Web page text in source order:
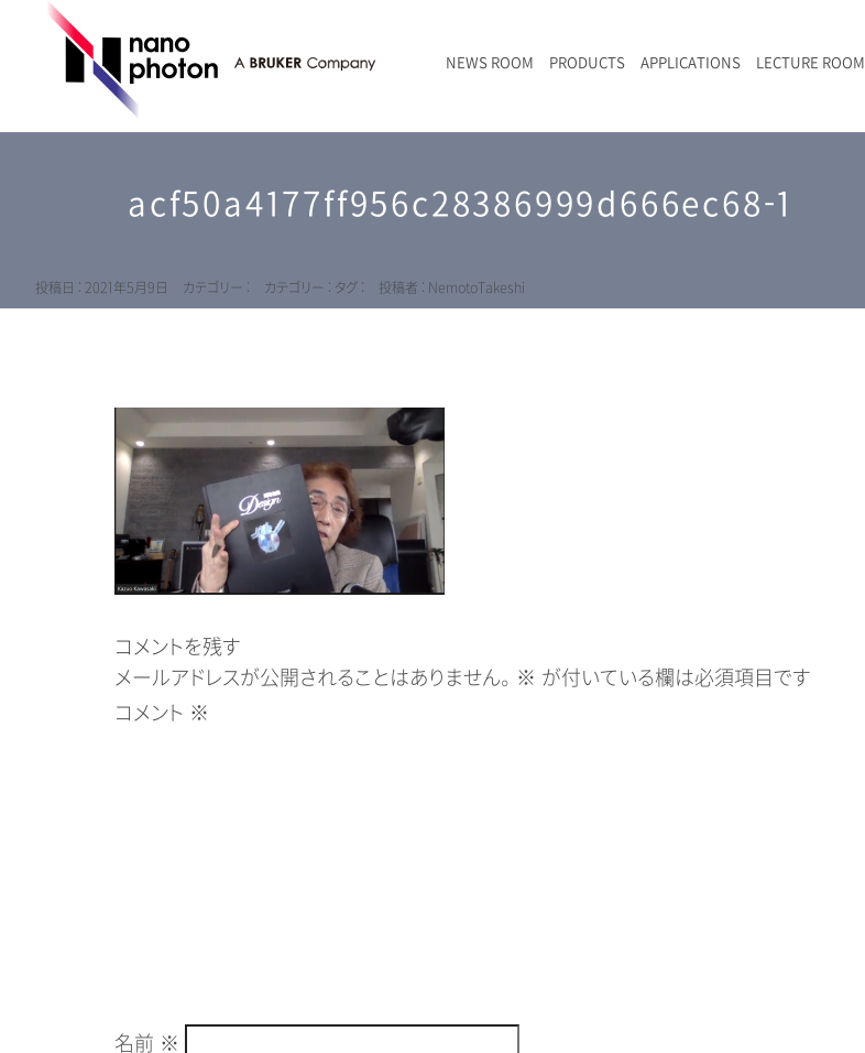
NEWS ROOM PRODUCTS
RAMANtouch vioLa | 紫外・深紫外ラマン顕微鏡
LIBcell charge | 充放電in-situラマン測定用セル
RAMAN顕微鏡オンライン見積もり
APPLICATIONS
無機化合物・鉱物
ポリマー（高分子）・樹脂
LECTURE ROOM
オンラインセミナー
アクセス
acf50a4177ff956c28386999d666ec68-1
投稿日 : 2021年5月9日 カテゴリー : カテゴリー : タグ : 投稿者 : NemotoTakeshi
コメントを残す
メールアドレスが公開されることはありません。 ※ が付いている欄は必須項目です
コメント ※
名前 ※